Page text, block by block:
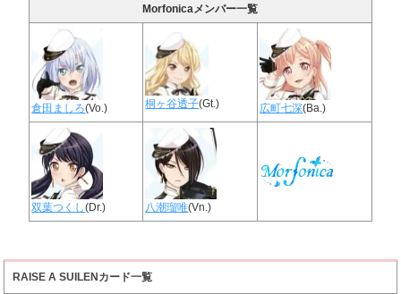
Morfonicaメンバー一覧
倉田ましろ(Vo.) 桐ヶ谷透子(Gt.) 広町七深(Ba.)
双葉つくし(Dr.) 八潮瑠唯(Vn.)
RAISE A SUILENカード一覧